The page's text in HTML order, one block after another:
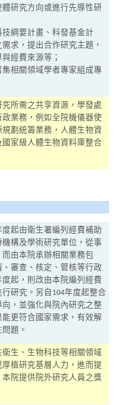
研究方向或進行先導性研
綱要計畫、科發基金計
求，提出合作研究主題，
經費來源等；
相關領域學者專家組成專
所需之共享資源，學發處
業務，例如全院機儀器使
劃統籌業務，人體生物資
家級人體生物資料庫整合
度起由衛生署編列經費補助
構及學術研究單位，從事
由本院承辦相關業務包
審查、核定、管核等行政
度起，則改由本院編列經費
研究。另自 104年度起整合
，並強化與院內研究之整
更符合國家需求，有效解
題。
生、生物科技等相關領域
植研究基層人力，進而提
院提供院外研究人員之獎